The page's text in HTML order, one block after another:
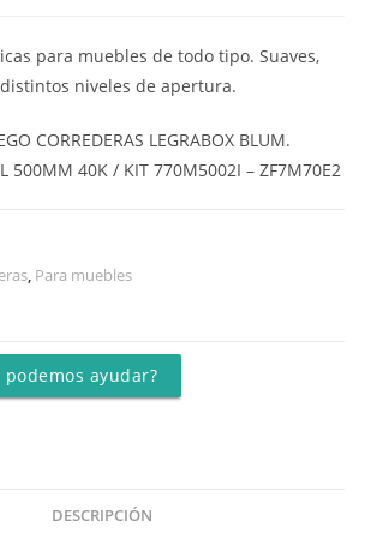
para muebles de todo tipo. Suaves,
niveles de apertura.
CORREDERAS LEGRABOX BLUM.
500MM 40K / KIT 770M5002I – ZF7M70E2
, Para muebles
podemos ayudar?
DESCRIPCIÓN